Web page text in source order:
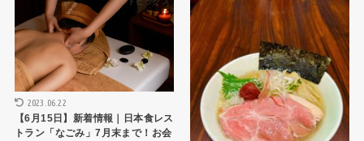
2023.06.22
【6月15日】新着情報｜日本食レス
トラン「なごみ」7月末まで！お会